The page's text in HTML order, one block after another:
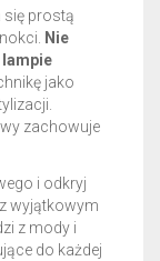
prostą
Nie
lampie
jako
zachowuje
i odkryj
wyjątkowym
z mody i
do każdej